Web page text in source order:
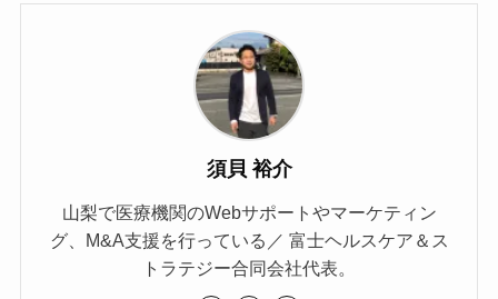
須貝 裕介
山梨で医療機関のWebサポートやマーケティン
グ、M&A支援を行っている／ 富士ヘルスケア＆ス
トラテジー合同会社代表。